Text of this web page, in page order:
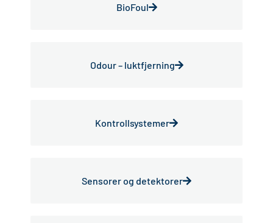
BioFoul
Odour – luktfjerning
Kontrollsystemer
Sensorer og detektorer